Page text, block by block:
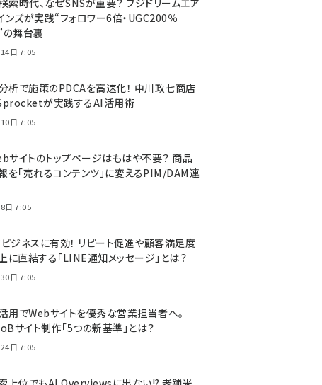
索時代、なぜSNSが重要？ フジドリームエア
ンズが実践“フォロワー6倍・UGC200％
の舞台裏
日 7:05
析で施策のPDCAを高速化！ 中川政七商店
が実践するAI活用術
日 7:05
サイトのトップページはもはや不要？ 商品
を「売れるコンテンツ」に変えるPIM/DAM連
日 7:05
ジネスに有効！ リピート促進や顧客満足度
に直結する「LINE通知メッセージ」とは？
日 7:05
用でWebサイトを優秀な営業担当者へ。
サイト制作「5つの新基準」とは？
日 7:05